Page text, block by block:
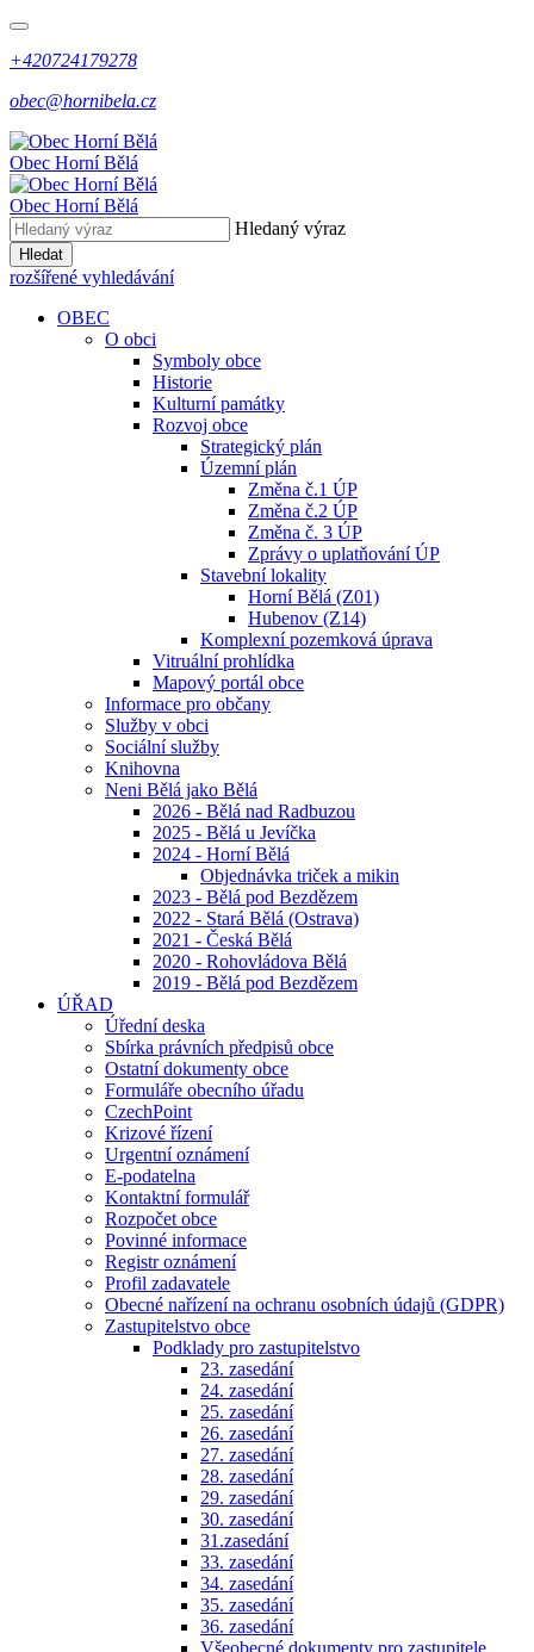
+420724179278
obec@hornibela.cz
Obec HorníBělá
Obec HorníBělá
Hledaný výraz
Hledat
rozšířené vyhledávání
OBEC
O obci
Symboly obce
Historie
Kulturní památky
Rozvoj obce
Strategický plán
Územní plán
Změna č.1 ÚP
Změna č.2 ÚP
Změna č. 3 ÚP
Zprávy o uplatňování ÚP
Stavební lokality
Horní Bělá (Z01)
Hubenov (Z14)
Komplexní pozemková úprava
Vitruální prohlídka
Mapový portál obce
Informace pro občany
Služby v obci
Sociální služby
Knihovna
Neni Bělá jako Bělá
2026 - Bělá nad Radbuzou
2025 - Bělá u Jevíčka
2024 - Horní Bělá
Objednávka triček a mikin
2023 - Bělá pod Bezdězem
2022 - Stará Bělá (Ostrava)
2021 - Česká Bělá
2020 - Rohovládova Bělá
2019 - Bělá pod Bezdězem
ÚŘAD
Úřední deska
Sbírka právních předpisů obce
Ostatní dokumenty obce
Formuláře obecního úřadu
CzechPoint
Krizové řízení
Urgentní oznámení
E-podatelna
Kontaktní formulář
Rozpočet obce
Povinné informace
Registr oznámení
Profil zadavatele
Obecné nařízení na ochranu osobních údajů (GDPR)
Zastupitelstvo obce
Podklady pro zastupitelstvo
23. zasedání
24. zasedání
25. zasedání
26. zasedání
27. zasedání
28. zasedání
29. zasedání
30. zasedání
31.zasedání
33. zasedání
34. zasedání
35. zasedání
36. zasedání
Všeobecné dokumenty pro zastupitele